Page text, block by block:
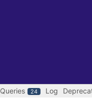
Queries 24 Log